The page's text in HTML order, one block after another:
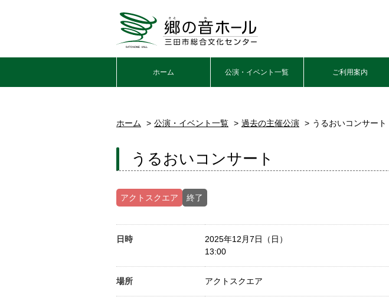
ホーム 公演・イベント一覧 ご利用案内
ホーム 公演・イベント一覧 過去の主催公演 うるおいコンサート
うるおいコンサート
アクトスクエア 終了
日時
2025年12月7日（日）
13:00
場所 アクトスクエア